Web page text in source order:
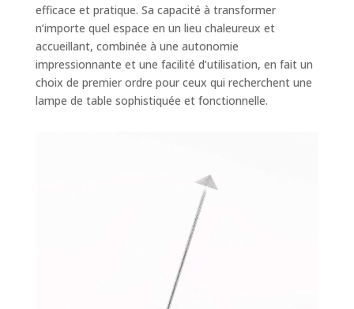
efficace et pratique. Sa capacité à transformer
n’importe quel espace en un lieu chaleureux et
accueillant, combinée à une autonomie
impressionnante et une facilité d’utilisation, en fait un
choix de premier ordre pour ceux qui recherchent une
lampe de table sophistiquée et fonctionnelle.